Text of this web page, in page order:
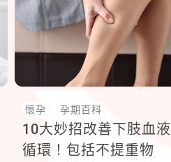
懷孕 孕期百科
10大妙招改善下肢血液
循環！包括不提重物